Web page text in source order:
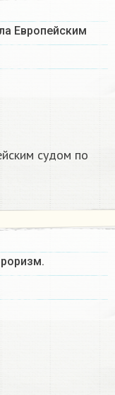
Европейским
судом по